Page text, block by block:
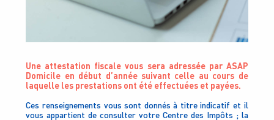
Une attestation fiscale vous sera adressée par ASAP
Domicile en début d’année suivant celle au cours de
laquelle les prestations ont été effectuées et payées.
Ces renseignements vous sont donnés à titre indicatif et il
vous appartient de consulter votre Centre des Impôts ; la